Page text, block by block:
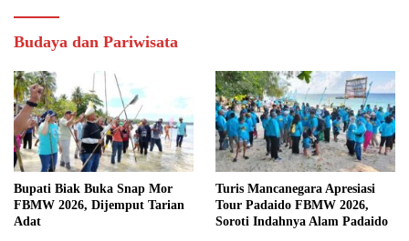
Budaya dan Pariwisata
Bupati Biak Buka Snap Mor
FBMW 2026, Dijemput Tarian
Adat
Turis Mancanegara Apresiasi
Tour Padaido FBMW 2026,
Soroti Indahnya Alam Padaido